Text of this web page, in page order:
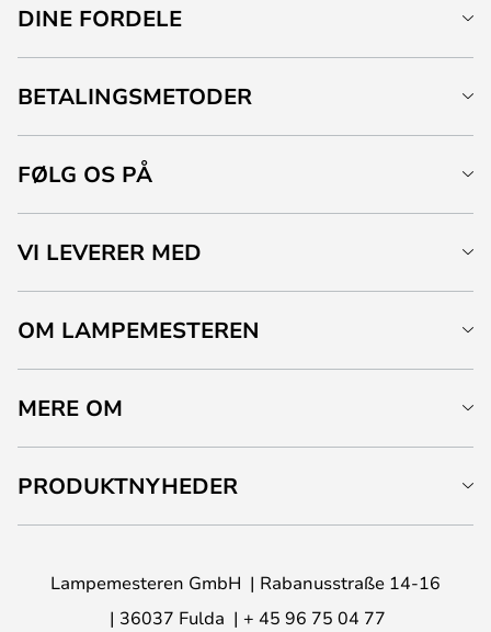
DINE FORDELE
BETALINGSMETODER
FØLG OS PÅ
VI LEVERER MED
OM LAMPEMESTEREN
MERE OM
PRODUKTNYHEDER
Lampemesteren GmbH
Rabanusstraße 14-16
36037 Fulda
+ 45 96 75 04 77